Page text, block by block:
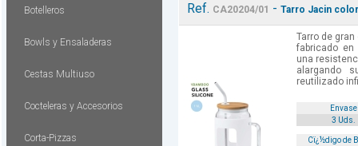
Botelleros
Bowls y Ensaladeras
Cestas Multiuso
Cocteleras y Accesorios
Corta-Pizzas
Ref. CA20204/01 - Tarro Jacin
Tarro de
fabricado
una
alargando
reutilizado
Envase
3 Uds.
Cï¿½digo de